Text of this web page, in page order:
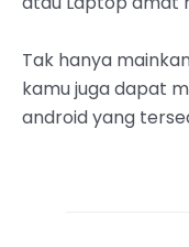
Tak hanya
kamu juga dapat
android yang